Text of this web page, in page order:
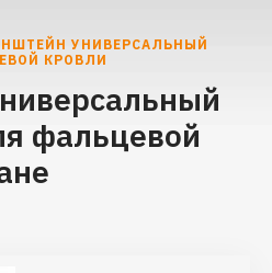
УНИВЕРСАЛЬНЫЙ
КРОВЛИ
фальцевой